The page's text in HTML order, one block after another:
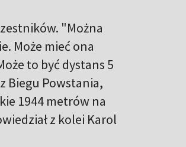
"Można
Może mieć ona
to być dystans 5
Biegu Powstania,
1944 metrów na
z kolei Karol